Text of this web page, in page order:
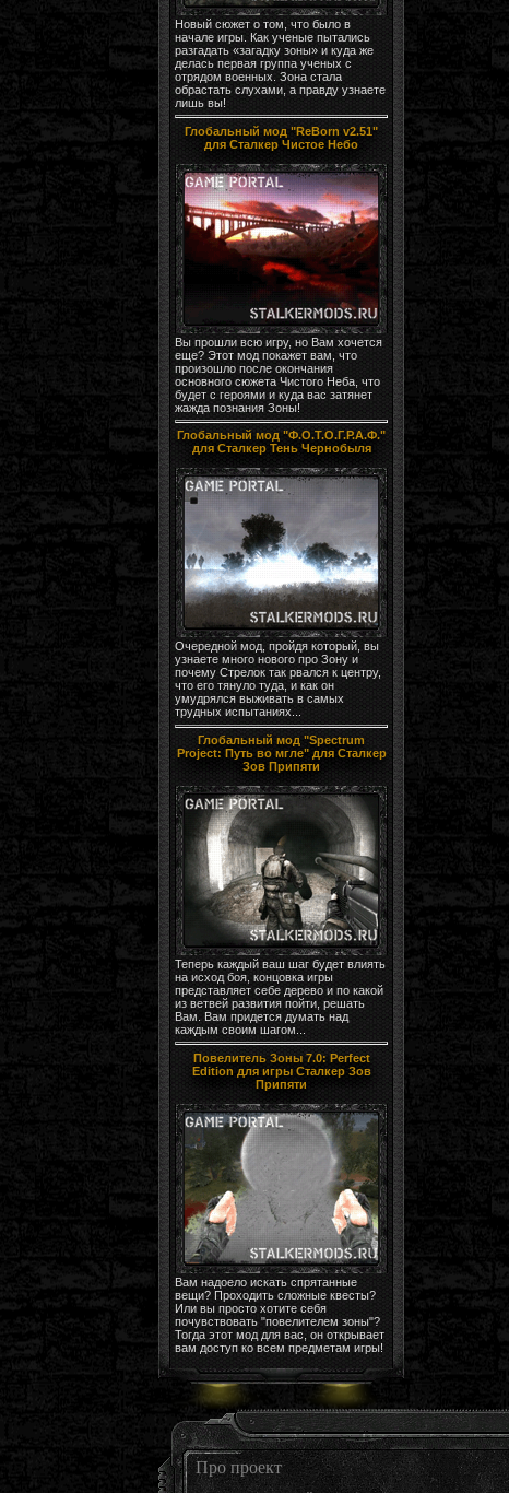
Новый сюжет о том, что было в
начале игры. Как ученые пытались
разгадать «загадку зоны» и куда же
делась первая группа ученых с
отрядом военных. Зона стала
обрастать слухами, а правду узнаете
лишь вы!
Глобальный мод "ReBorn v2.51"
для Сталкер Чистое Небо
Вы прошли всю игру, но Вам хочется
еще? Этот мод покажет вам, что
произошло после окончания
основного сюжета Чистого Неба, что
будет с героями и куда вас затянет
жажда познания Зоны!
Глобальный мод "Ф.О.Т.О.Г.Р.А.Ф."
для Сталкер Тень Чернобыля
Очередной мод, пройдя который, вы
узнаете много нового про Зону и
почему Стрелок так рвался к центру,
что его тянуло туда, и как он
умудрялся выживать в самых
трудных испытаниях...
Глобальный мод "Spectrum
Project: Путь во мгле" для Сталкер
Зов Припяти
Теперь каждый ваш шаг будет влиять
на исход боя, концовка игры
представляет себе дерево и по какой
из ветвей развития пойти, решать
Вам. Вам придется думать над
каждым своим шагом...
Повелитель Зоны 7.0: Perfect
Edition для игры Сталкер Зов
Припяти
Вам надоело искать спрятанные
вещи? Проходить сложные квесты?
Или вы просто хотите себя
почувствовать "повелителем зоны"?
Тогда этот мод для вас, он открывает
вам доступ ко всем предметам игры!
Про проект